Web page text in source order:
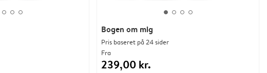
Bogen om mig
Pris baseret på 24 sider
Fra
239,00 kr.